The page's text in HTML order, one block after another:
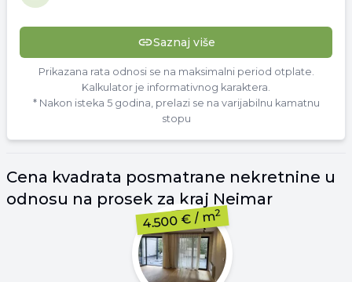
Saznaj više
Prikazana rata odnosi se na maksimalni period otplate.
Kalkulator je informativnog karaktera.
* Nakon isteka 5 godina, prelazi se na varijabilnu kamatnu
stopu
Cena kvadrata posmatrane nekretnine u
odnosu na prosek za kraj Neimar
4.500 € / m2